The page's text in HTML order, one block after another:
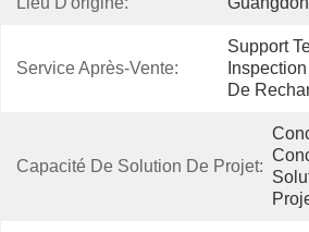
Service Après-Vente:
Support
De
Capacité De Solution De Projet: